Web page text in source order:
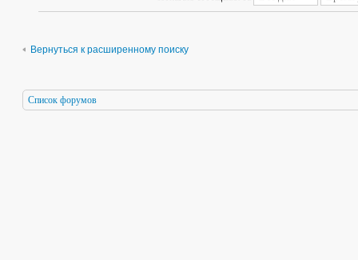
Вернуться к расширенному поиску
Список форумов